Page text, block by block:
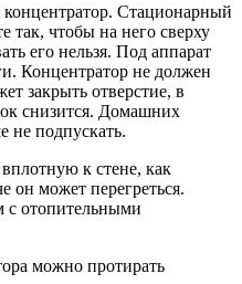
Стационарный
так, чтобы на него сверху
его нельзя. Под аппарат
Концентратор не должен
закрыть отверстие, в
снизится. Домашних
не подпускать.
к стене, как
может перегреться.
с отопительными
можно протирать